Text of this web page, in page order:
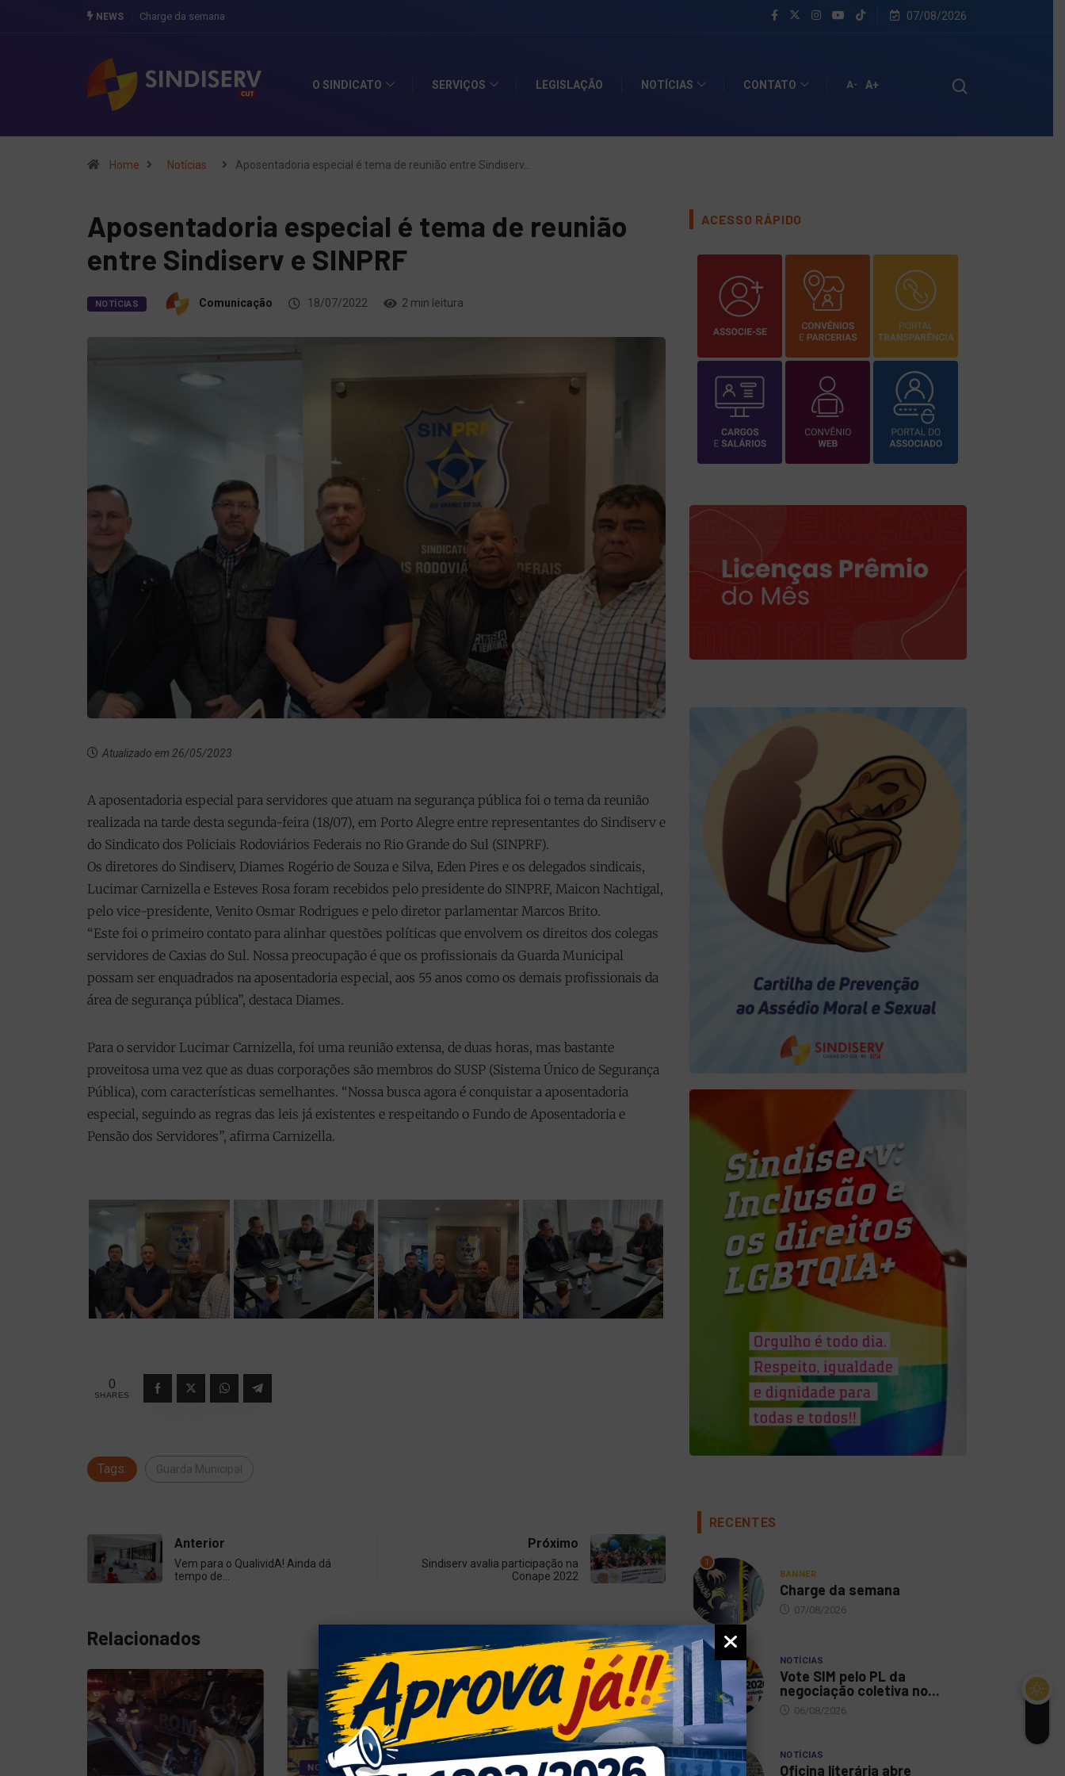
NEWS Vote SIM pelo PL da negociação coletiva no serviço público 07/08/2026
O SINDICATO SERVIÇOS LEGISLAÇÃO NOTÍCIAS CONTATO A- A+
Home Notícias Aposentadoria especial é tema de reunião entre Sindiserv…
Aposentadoria especial é tema de reunião
entre Sindiserv e SINPRF
NOTÍCIAS Comunicação 18/07/2022 2 min leitura
Atualizado em 26/05/2023
A aposentadoria especial para servidores que atuam na segurança pública foi o tema da reunião
realizada na tarde desta segunda-feira (18/07), em Porto Alegre entre representantes do Sindiserv e
do Sindicato dos Policiais Rodoviários Federais no Rio Grande do Sul (SINPRF).
Os diretores do Sindiserv, Diames Rogério de Souza e Silva, Eden Pires e os delegados sindicais,
Lucimar Carnizella e Esteves Rosa foram recebidos pelo presidente do SINPRF, Maicon Nachtigal,
pelo vice-presidente, Venito Osmar Rodrigues e pelo diretor parlamentar Marcos Brito.
“Este foi o primeiro contato para alinhar questões políticas que envolvem os direitos dos colegas
servidores de Caxias do Sul. Nossa preocupação é que os profissionais da Guarda Municipal
possam ser enquadrados na aposentadoria especial, aos 55 anos como os demais profissionais da
área de segurança pública”, destaca Diames.
Para o servidor Lucimar Carnizella, foi uma reunião extensa, de duas horas, mas bastante
proveitosa uma vez que as duas corporações são membros do SUSP (Sistema Único de Segurança
Pública), com características semelhantes. “Nossa busca agora é conquistar a aposentadoria
especial, seguindo as regras das leis já existentes e respeitando o Fundo de Aposentadoria e
Pensão dos Servidores”, afirma Carnizella.
0
SHARES
Tags: Guarda Municipal
Anterior
Vem para o QualividA! Ainda dá
tempo de…
Próximo
Sindiserv avalia participação na
Conape 2022
Relacionados
NOTÍCIAS NOTÍCIAS
ACESSO RÁPIDO
RECENTES
1
BANNER
Charge da semana
07/08/2026
NOTÍCIAS
Vote SIM pelo PL da
negociação coletiva no...
06/08/2026
3
NOTÍCIAS
Oficina literária abre